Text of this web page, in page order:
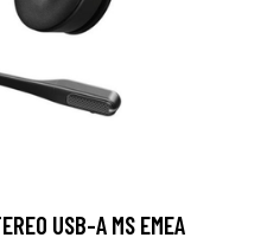
USB-A MS EMEA